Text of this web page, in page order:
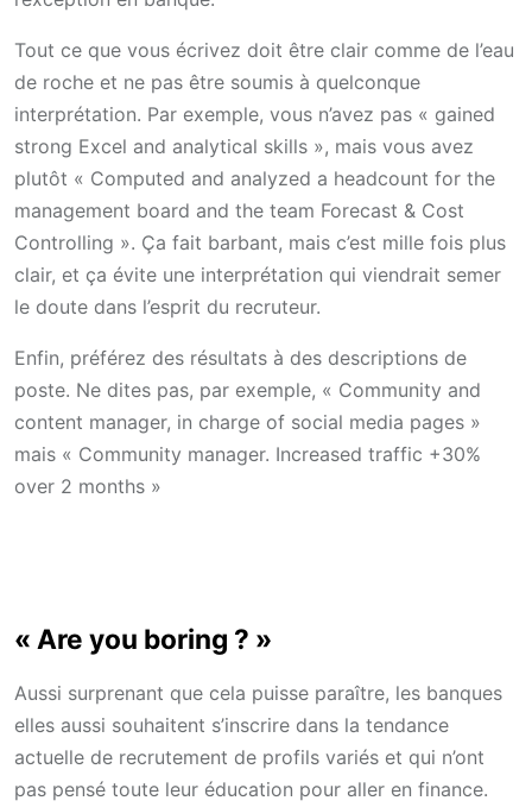
Tout ce que vous écrivez doit être clair comme de l’eau
de roche et ne pas être soumis à quelconque
interprétation. Par exemple, vous n’avez pas « gained
strong Excel and analytical skills », mais vous avez
plutôt « Computed and analyzed a headcount for the
management board and the team Forecast & Cost
Controlling ». Ça fait barbant, mais c’est mille fois plus
clair, et ça évite une interprétation qui viendrait semer
le doute dans l’esprit du recruteur.
Enfin, préférez des résultats à des descriptions de
poste. Ne dites pas, par exemple, « Community and
content manager, in charge of social media pages »
mais « Community manager. Increased traffic +30%
over 2 months »
« Are you boring ? »
Aussi surprenant que cela puisse paraître, les banques
elles aussi souhaitent s’inscrire dans la tendance
actuelle de recrutement de profils variés et qui n’ont
pas pensé toute leur éducation pour aller en finance.